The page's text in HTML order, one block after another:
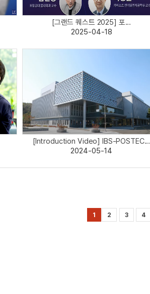
[그랜드 퀘스트 2025] 포...
2025-04-18
[Introduction Video] IBS-POSTEC...
2024-05-14
1 2 3 4